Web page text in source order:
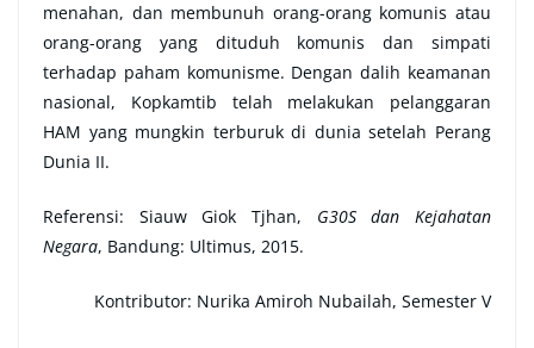
menahan, dan membunuh orang-orang komunis atau
orang-orang yang dituduh komunis dan simpati
terhadap paham komunisme. Dengan dalih keamanan
nasional, Kopkamtib telah melakukan pelanggaran
HAM yang mungkin terburuk di dunia setelah Perang
Dunia II.
Referensi: Siauw Giok Tjhan, G30S dan Kejahatan
Negara, Bandung: Ultimus, 2015.
Kontributor: Nurika Amiroh Nubailah, Semester V